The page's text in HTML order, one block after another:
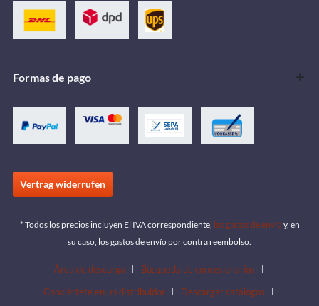
Formas de pago
Vertrag widerrufen
* Todos los precios incluyen El IVA correspondiente, los gastos de envío y, en
su caso, los gastos de envío por contra reembolso.
Área de descarga
Búsqueda de concesionarios
Conviértete en un distribuidor
Descargar catálogos